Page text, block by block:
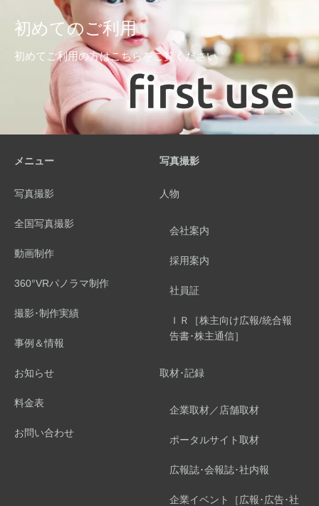
初めてのご利用
初めてご利用の方はこちらをご覧ください
メニュー
写真撮影
全国写真撮影
動画制作
360°VRパノラマ制作
撮影･制作実績
事例＆情報
お知らせ
料金表
お問い合わせ
写真撮影
人物
会社案内
採用案内
社員証
ＩＲ［株主向け広報/統合報
告書･株主通信］
取材･記録
企業取材／店舗取材
ポータルサイト取材
広報誌･会報誌･社内報
企業イベント［広報･広告･社